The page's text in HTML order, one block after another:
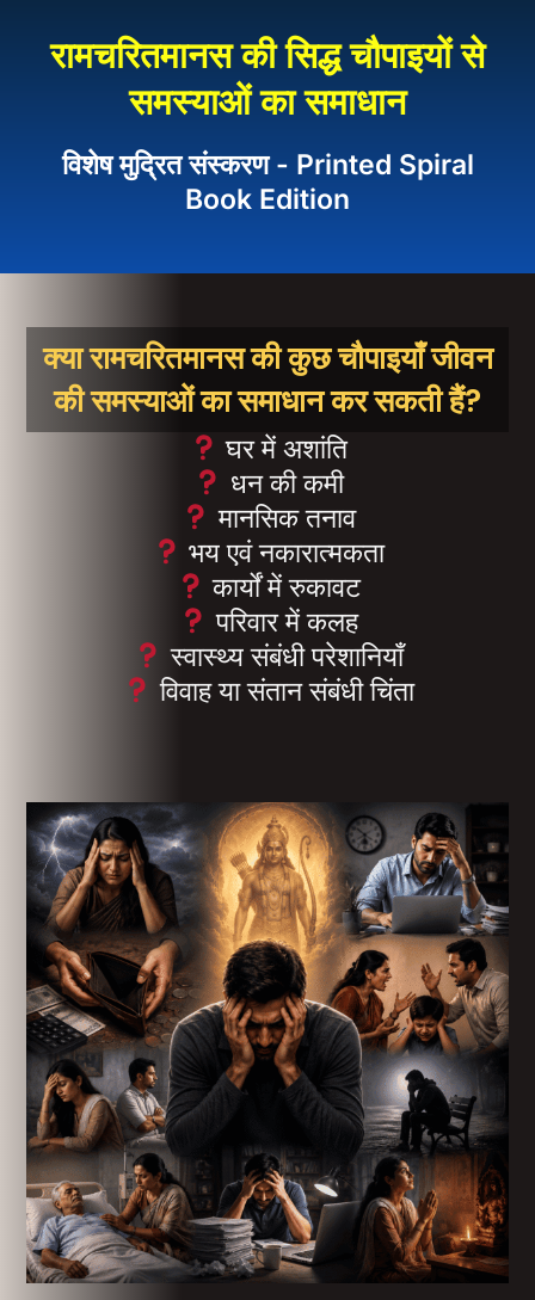
contentरामचरितमानस की सिद्ध चौपाइयों से
समस्याओं का समाधान
विशेष मुद्रित संस्करण - Printed Spiral
Book Edition
क्या रामचरितमानस की कुछ चौपाइयाँ जीवन
की समस्याओं का समाधान कर सकती हैं?
घर में अशांति
धन की कमी
मानसिक तनाव
भय एवं नकारात्मकता
कार्यों में रुकावट
परिवार में कलह
स्वास्थ्य संबंधी परेशानियाँ
विवाह या संतान संबंधी चिंता